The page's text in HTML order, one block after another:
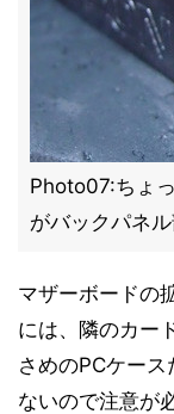
Photo07:ちょ
がバックパネ
マザーボードの
には、隣のカー
さめのPCケー
ないので注意が